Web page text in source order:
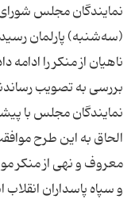
نمایندگان مجلس
(سه‌شنبه) پارلمان
ناهیان از منکر را ادامه
نمایندگان مجلس با
الحاق به این طرح
معروف و نهی از منکر
و سپاه پاسداران